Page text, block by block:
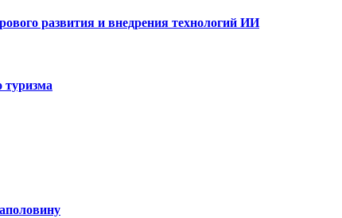
развития и внедрения технологий ИИ
туризма